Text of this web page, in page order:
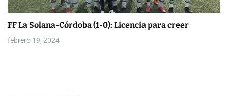
FF La Solana-Córdoba (1-0): Licencia para creer
febrero 19, 2024